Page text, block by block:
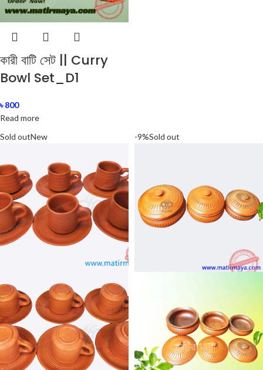
কারী বাটি সেট || Curry
Bowl Set_D1
৳800
Read more
Sold outNew -9%Sold out